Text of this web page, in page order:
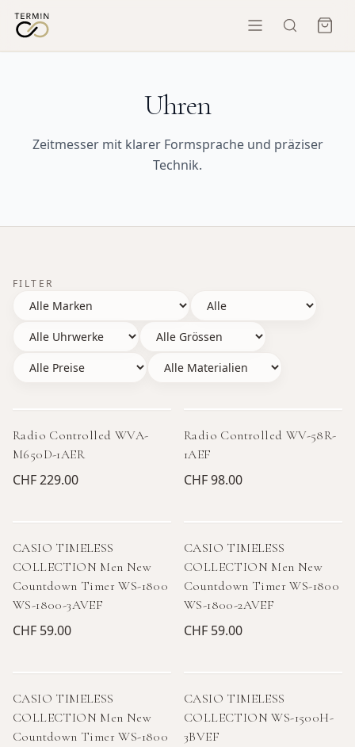
Uhren
Zeitmesser mit klarer Formsprache und präziser
Technik.
FILTER
Radio Controlled WVA-
M650D-1AER
CHF 229.00
Radio Controlled WV-58R-
1AEF
CHF 98.00
CASIO TIMELESS
COLLECTION Men New
Countdown Timer WS-1800
WS-1800-3AVEF
CHF 59.00
CASIO TIMELESS
COLLECTION Men New
Countdown Timer WS-1800
WS-1800-2AVEF
CHF 59.00
CASIO TIMELESS
COLLECTION Men New
Countdown Timer WS-1800
CASIO TIMELESS
COLLECTION WS-1500H-
3BVEF